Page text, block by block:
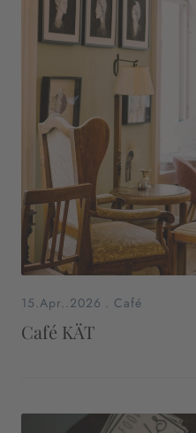
15.Apr..2026 . Café
Café KÄT